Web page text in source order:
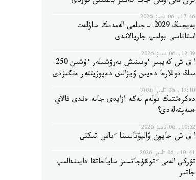
17:46, 06 تامىز 2026
بەيجىڭ 2029 -جىلعى الەمدىك ساۋلەت
استاناسى بولىپ جاريالاندى
12:39, 06 تامىز 2026
ا ق ش كەيبىر ءوتىنىش بەرۋشىلەر ءۇشىن 250
مىڭ دوللارعا دەيىن ۆيزالىق دەپوزيتتەر ەنگىزدى
12:10, 06 تامىز 2026
دەكرەتتىك تولەم نەگە ازايدى جانە ەندى قالاي
ەسەپتەلەدى؟
10:52, 06 تامىز 2026
ا ق ش جاپون ۆاليۋتاسىنا ءباس تىكتى
10:41, 06 تامىز 2026
تۇركى الەمى ءتولقۇجاتسىز ساياحاتقا دايىندالىپ
جاتىر